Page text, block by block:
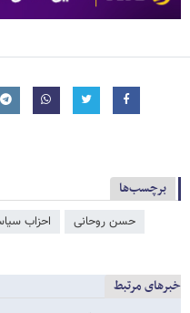
برچسب‌ها
حسن روحانی احزاب
خبرهای مرتبط